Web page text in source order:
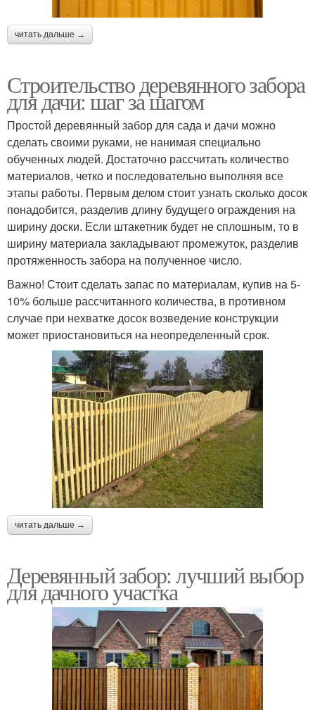
читать дальше →
Строительство деревянного забора
для дачи: шаг за шагом
Простой деревянный забор для сада и дачи можно
сделать своими руками, не нанимая специально
обученных людей. Достаточно рассчитать количество
материалов, четко и последовательно выполняя все
этапы работы. Первым делом стоит узнать сколько досок
понадобится, разделив длину будущего ограждения на
ширину доски. Если штакетник будет не сплошным, то в
ширину материала закладывают промежуток, разделив
протяженность забора на полученное число.
Важно! Стоит сделать запас по материалам, купив на 5-
10% больше рассчитанного количества, в противном
случае при нехватке досок возведение конструкции
может приостановиться на неопределенный срок.
читать дальше →
Деревянный забор: лучший выбор
для дачного участка